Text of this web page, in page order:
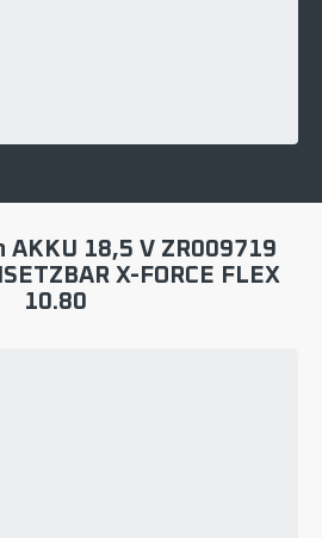
AKKU 18,5 V ZR009719
X-FORCE FLEX
10.80